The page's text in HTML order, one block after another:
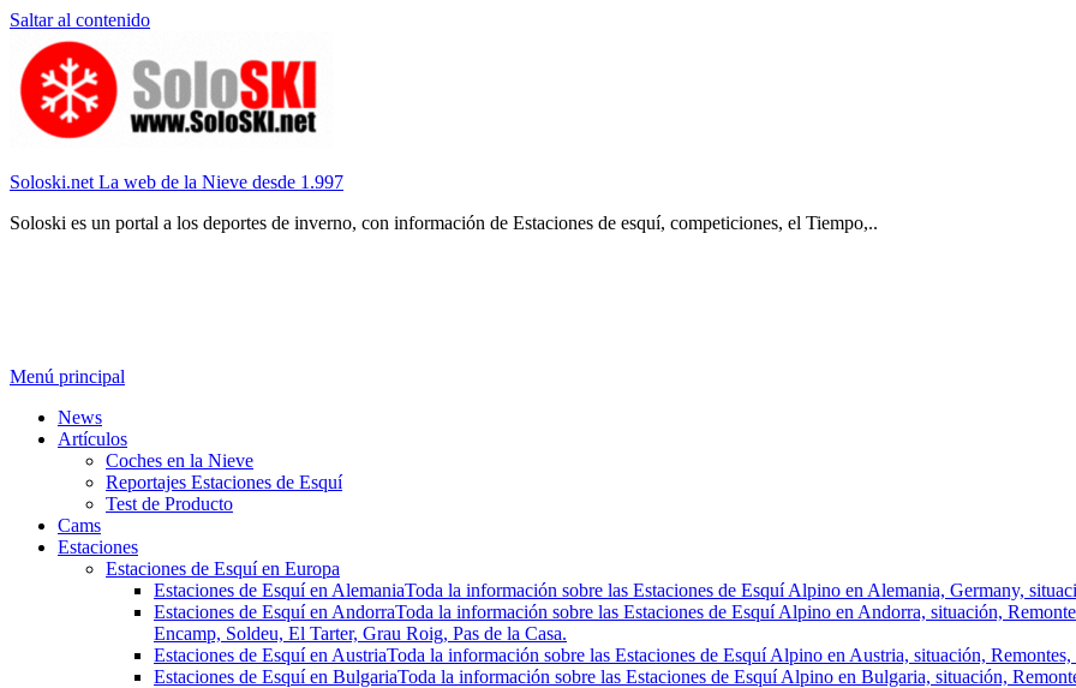
Saltar al contenido
Soloski.net La web de la Nieve desde 1.997
Soloski es un portal a los deportes de inverno, con información de Estaciones de esquí, competiciones, el Tiempo,..
Menú principal
News
Artículos
Coches en la Nieve
Reportajes Estaciones de Esquí
Test de Producto
Cams
Estaciones
Estaciones de Esquí en Europa
Estaciones de Esquí en AlemaniaToda la información sobre las Estaciones de Esquí Alpino en Alemania, Germany,
Estaciones de Esquí en AndorraToda la información sobre las Estaciones de Esquí Alpino en Andorra, situación,
Encamp, Soldeu, El Tarter, Grau Roig, Pas de la Casa.
Estaciones de Esquí en AustriaToda la información sobre las Estaciones de Esquí Alpino en Austria, situación, Remontes,
Estaciones de Esquí en BulgariaToda la información sobre las Estaciones de Esquí Alpino en Bulgaria, situación,